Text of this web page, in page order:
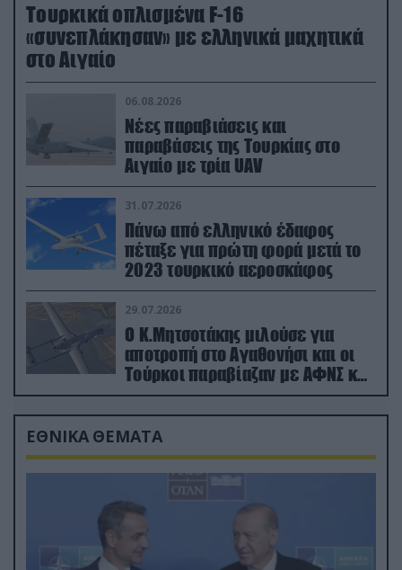
Τουρκικά οπλισμένα F-16
«συνεπλάκησαν» με ελληνικά μαχητικά
στο Αιγαίο
06.08.2026
Νέες παραβιάσεις και
παραβάσεις της Τουρκίας στο
Αιγαίο με τρία UAV
31.07.2026
Πάνω από ελληνικό έδαφος
πέταξε για πρώτη φορά μετά το
2023 τουρκικό αεροσκάφος
29.07.2026
Ο Κ.Μητσοτάκης μιλούσε για
αποτροπή στο Αγαθονήσι και οι
Τούρκοι παραβίαζαν με ΑΦΝΣ και
drone
ΕΘΝΙΚΑ ΘΕΜΑΤΑ